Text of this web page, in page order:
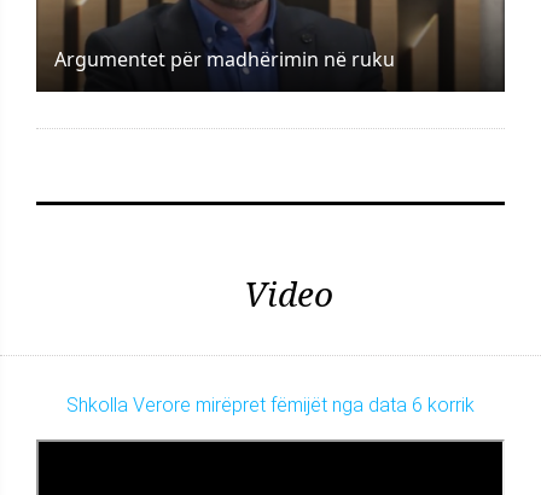
Argumentet për madhërimin në ruku
Video
Shkolla Verore mirëpret fëmijët nga data 6 korrik